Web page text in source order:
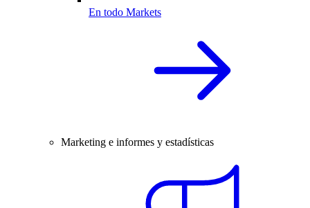
En todo Markets
Marketing e informes y estadísticas